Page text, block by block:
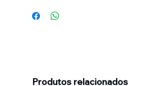
Produtos relacionados